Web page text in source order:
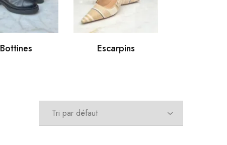
Bottines Escarpins